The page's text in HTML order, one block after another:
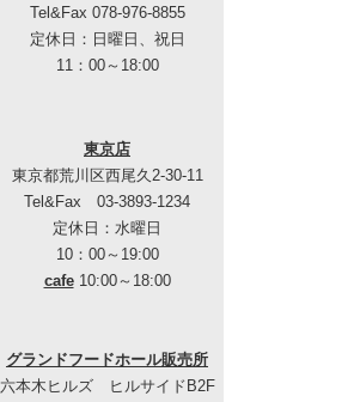
Tel&Fax 078-976-8855
定休日：日曜日、祝日
11：00～18:00
東京店
東京都荒川区西尾久2-30-11
Tel&Fax 03-3893-1234
定休日：水曜日
10：00～19:00
cafe10:00～18:00
グランドフードホール販売所
六本木ヒルズ ヒルサイドB2F